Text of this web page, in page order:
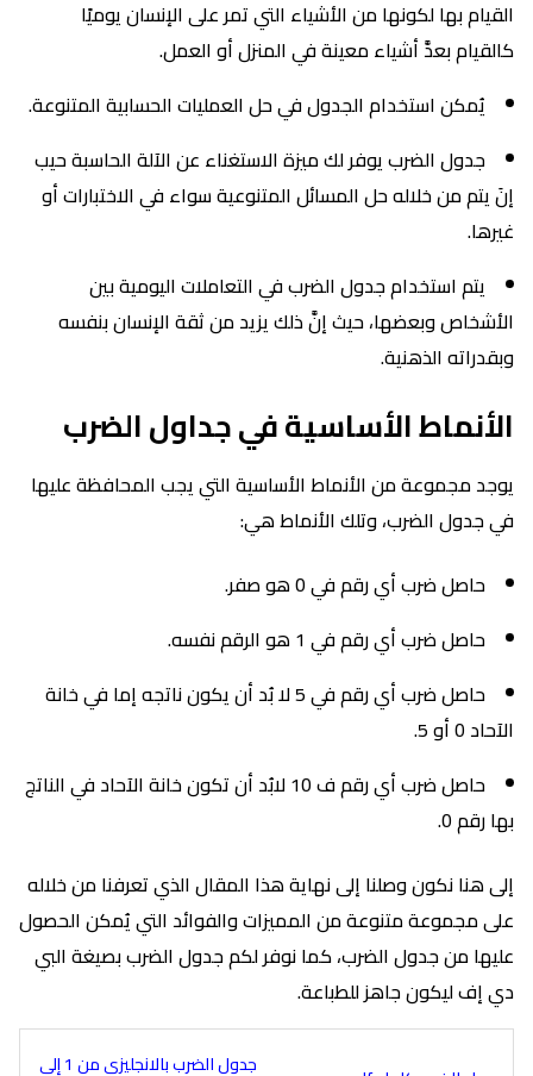
القيام بها لكونها من الأشياء التي تمر على الإنسان يوميًا
كالقيام بعدَّ أشياء معينة في المنزل أو العمل.
يُمكن استخدام الجدول في حل العمليات الحسابية المتنوعة.
جدول الضرب يوفر لك ميزة الاستغناء عن الآلة الحاسبة حيب
إنَ يتم من خلاله حل المسائل المتنوعية سواء في الاختبارات أو
غيرها.
يتم استخدام جدول الضرب في التعاملات اليومية بين
الأشخاص وبعضها، حيث إنَّ ذلك يزيد من ثقة الإنسان بنفسه
وبقدراته الذهنية.
الأنماط الأساسية في جداول الضرب
يوجد مجموعة من الأنماط الأساسية التي يجب المحافظة عليها
في جدول الضرب، وتلك الأنماط هي:
حاصل ضرب أي رقم في 0 هو صفر.
حاصل ضرب أي رقم في 1 هو الرقم نفسه.
حاصل ضرب أي رقم في 5 لا بُد أن يكون ناتجه إما في خانة
الآحاد 0 أو 5.
حاصل ضرب أي رقم ف 10 لابُد أن تكون خانة الآحاد في الناتج
بها رقم 0.
إلى هنا نكون وصلنا إلى نهاية هذا المقال الذي تعرفنا من خلاله
على مجموعة متنوعة من المميزات والفوائد التي يُمكن الحصول
عليها من جدول الضرب، كما نوفر لكم جدول الضرب بصيغة البي
دي إف ليكون جاهز للطباعة.
جدول الضرب بالانجليزي من 1 إلى